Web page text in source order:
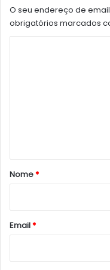
O seu endereço de
obrigatórios marcados
r
*
Nome*
Email*